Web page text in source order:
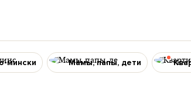
мински Мамы, папы, дети